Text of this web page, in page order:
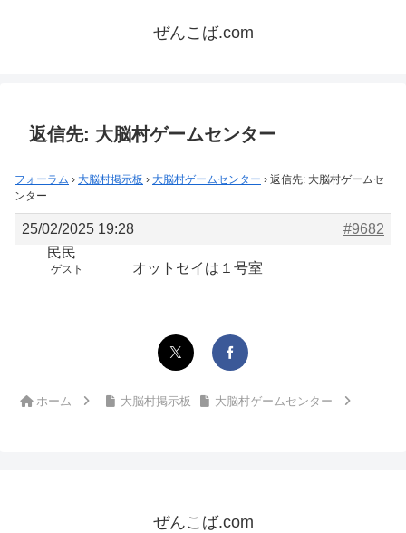
ぜんこば.com
返信先: 大脳村ゲームセンター
フォーラム › 大脳村掲示板 › 大脳村ゲームセンター › 返信先: 大脳村ゲームセ
ンター
25/02/2025 19:28
#9682
民民
ゲスト オットセイは１号室
ホーム 大脳村掲示板 大脳村ゲームセンター
ぜんこば.com